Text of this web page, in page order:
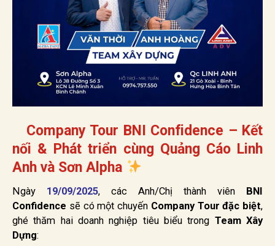
Company Tour BNI Confidence – Kết
nối & Phát triển cùng Quảng Cáo Linh
Anh và Sơn Alpha
Ngày 19/09/2025, các Anh/Chị thành viên BNI
Confidence sẽ có một chuyến Company Tour đặc biệt,
ghé thăm hai doanh nghiệp tiêu biểu trong Team Xây
Dựng: